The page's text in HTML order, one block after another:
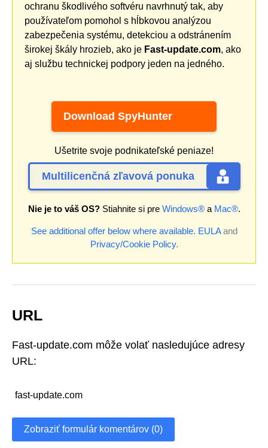
ochranu škodlivého softvéru navrhnutý tak, aby
používateľom pomohol s hĺbkovou analýzou
zabezpečenia systému, detekciou a odstránením
širokej škály hrozieb, ako je Fast-update.com, ako
aj službu technickej podpory jeden na jedného.
Download SpyHunter
Ušetrite svoje podnikateľské peniaze!
Multilicenčná zľavová ponuka
Nie je to váš OS?Stiahnite si pre Windows®a Mac®.
See additional offer below where available. EULAand
Privacy/Cookie Policy.
URL
Fast-update.com môže volať nasledujúce adresy
URL:
fast-update.com
Zobraziť formulár komentárov (0)